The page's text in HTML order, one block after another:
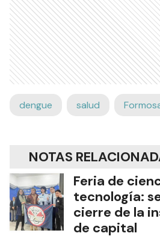
dengue salud
NOTAS
Feria de
tecnología:
cierre de la
de capital